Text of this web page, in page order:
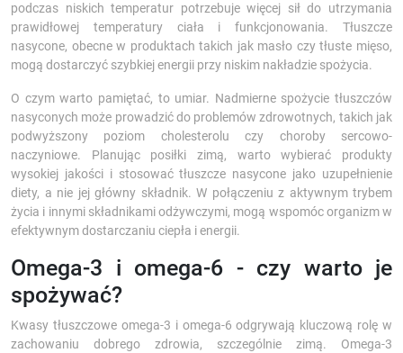
podczas niskich temperatur potrzebuje więcej sił do utrzymania
prawidłowej temperatury ciała i funkcjonowania. Tłuszcze
nasycone, obecne w produktach takich jak masło czy tłuste mięso,
mogą dostarczyć szybkiej energii przy niskim nakładzie spożycia.
O czym warto pamiętać, to umiar. Nadmierne spożycie tłuszczów
nasyconych może prowadzić do problemów zdrowotnych, takich jak
podwyższony poziom cholesterolu czy choroby sercowo-
naczyniowe. Planując posiłki zimą, warto wybierać produkty
wysokiej jakości i stosować tłuszcze nasycone jako uzupełnienie
diety, a nie jej główny składnik. W połączeniu z aktywnym trybem
życia i innymi składnikami odżywczymi, mogą wspomóc organizm w
efektywnym dostarczaniu ciepła i energii.
Omega-3 i omega-6 - czy warto je
spożywać?
Kwasy tłuszczowe omega-3 i omega-6 odgrywają kluczową rolę w
zachowaniu dobrego zdrowia, szczególnie zimą. Omega-3